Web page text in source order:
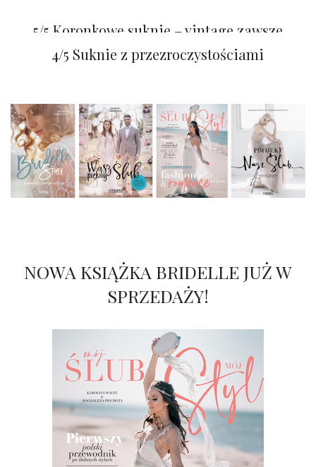
4/5 Rządy koronek!
5/5 Koronkowe suknie – vintage zawsze
4/5 Suknie z przezroczystościami
NOWA KSIĄŻKA BRIDELLE JUŻ W
SPRZEDAŻY!